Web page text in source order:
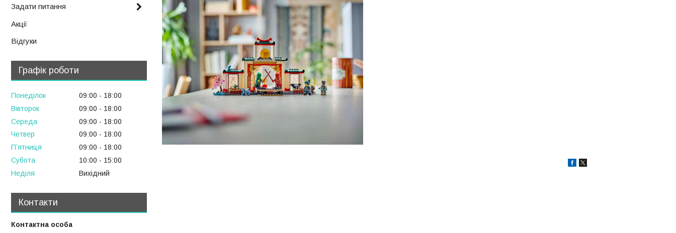
Задати питання
Акції
Відгуки
Графік роботи
Понеділок 09:00
18:00
Вівторок
09:00
18:00
Середа
09:00
18:00
Четвер
09:00
18:00
Пʼятниця
09:00
18:00
Субота
10:00
15:00
Неділя
Вихідний
Контакти